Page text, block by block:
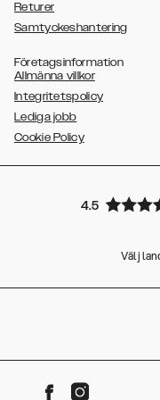
Returer
Samtyckeshantering
Företagsinformation
Allmänna villkor
Integritetspolicy
Lediga jobb
Cookie Policy
4.5
Välj